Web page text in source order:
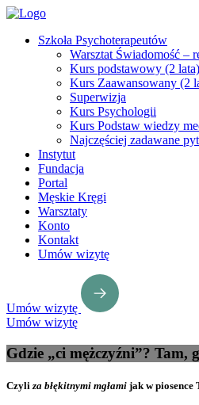
Szkoła Psychoterapeutów
Warsztat Świadomość –
Kurs podstawowy (2 lata)
Kurs Zaawansowany (2
Superwizja
Kurs Psychologii
Kurs Podstaw wiedzy
Najczęściej zadawane
Instytut
Fundacja
Portal
Męskie Kręgi
Warsztaty
Konto
Kontakt
Umów wizytę
Umów wizytę
Umów wizytę
Gdzie „ci mężczyźni”? Tam,
Czyli za błękitnymi mgłami jak w piosence